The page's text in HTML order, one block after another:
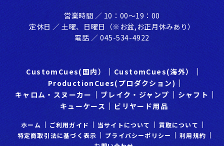
営業時間 ／ 10：00〜19：00
定休⽇ ／ ⼟曜、⽇曜⽇（※お盆,お正⽉休みあり）
電話 ／ 045-534-4922
CustomCues(国内）
CustomCues(海外）
ProductionCues(プロダクション)
キャロム・スヌーカー
ブレイク・ジャンプ
シャフト
キューケース
ビリヤード用品
ホーム ご利⽤ガイド 当サイトについて
買取について
特定商取引法に基づく表示
プライバシーポリシー
利⽤規約